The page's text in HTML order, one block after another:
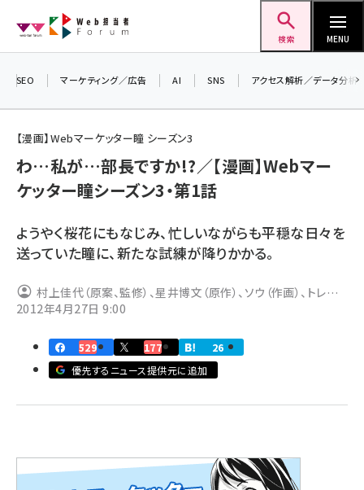
ン
検索 MENU
seo (3546)
youtube (2455)
セミナー (2328)
meo (1288)
SEO マーケティング／広告 AI SNS アクセス解析／データ分析
【漫画】Webマーケッター瞳 シーズン3
わ…私が…部長ですか!?／【漫画】Webマー
ケッター瞳シーズン3・第1話
ようやく桜花にもなじみ、忙しいながらも平穏な日々を
送っていた瞳に、新たな試練が降りかかる。
村上佳代（原案、監修）、星井博文（原作）、ソウ（作画）、トレン
ド・プロ（マンガ制作）
2012年4月27日 9:00
529 177
26
優先するニュース提供元に追加